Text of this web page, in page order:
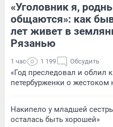
«Уголовник я,
общаются»: как
лет живет в
Рязанью
1 час 1 199 Обсудить
«Год преследовал и облил
петербурженки о жестоком
Накипело у младшей
осталась быть хорошей»